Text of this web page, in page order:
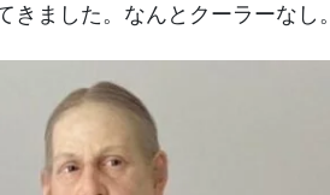
ました。なんとクーラーなし。